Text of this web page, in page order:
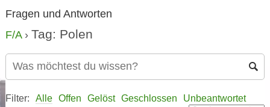
Fragen und Antworten
F/A› Tag: Polen
Filter: Alle Offen Gelöst Geschlossen Unbeantwortet